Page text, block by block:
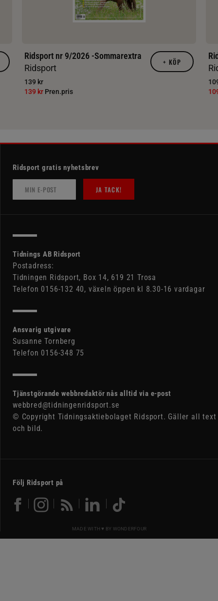
Ridsport nr 9/2026 -Sommarextra
Ridsport
139 kr
139 kr Pren.pris
+ KÖP
Ridsport gratis nyhetsbrev
JA TACK!
Tidnings AB Ridsport
Postadress:
Tidningen Ridsport, Box 14, 619 21 Trosa
Telefon 0156-132 40, växeln öppen kl 8.30-16 vardagar
Ansvarig utgivare
Susanne Tornberg
Telefon 0156-348 75
Tjänstgörande webbredaktör nås alltid via e-post
webbred@tidningenridsport.se
© Copyright Tidningsaktiebolaget Ridsport. Gäller all text
och bild.
Följ Ridsport på
MADE WITH ♥ BY WONDERFOUR